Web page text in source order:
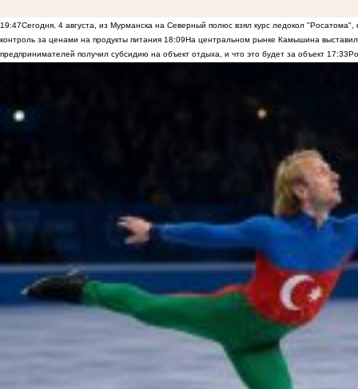
19:47Сегодня, 4 августа, из Мурманска на Северный полюс взял курс ледокол
контроль за ценами на продукты питания 18:09На центральном рынке Камышина
предпринимателей получил субсидию на объект отдыха, и что это будет за объект 17:33